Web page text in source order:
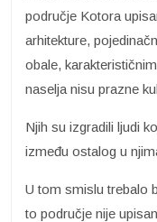
područje Kotora
arhitekture,
obale,
naselja nisu prazne
Njih su izgradili ljudi
između ostalog u
U tom smislu trebalo
to područje nije